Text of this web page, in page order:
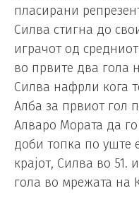
пласирани
Силва стигна до
играчот од
во првите два гола
Силва нафрли кога
Алба за првиот гол
Алваро Мората да
доби топка по уште
крајот, Силва во 51.
гола во мрежата на